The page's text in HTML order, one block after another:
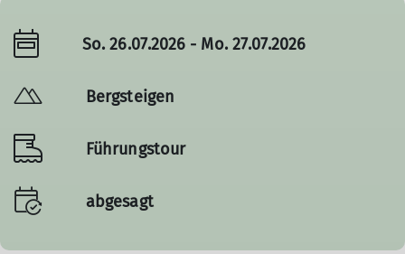
So. 26.07.2026 - Mo. 27.07.2026
Bergsteigen
Führungstour
abgesagt